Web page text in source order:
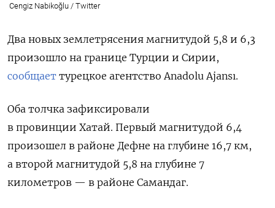
Cengiz Nabikoğlu / Twitter
Два новых землетрясения магнитудой 5,8 и 6,3
произошло на границе Турции и Сирии,
сообщает турецкое агентство Anadolu Ajansı.
Оба толчка зафиксировали
в провинции Хатай. Первый магнитудой 6,4
произошел в районе Дефне на глубине 16,7 км,
а второй магнитудой 5,8 на глубине 7
километров — в районе Самандаг.